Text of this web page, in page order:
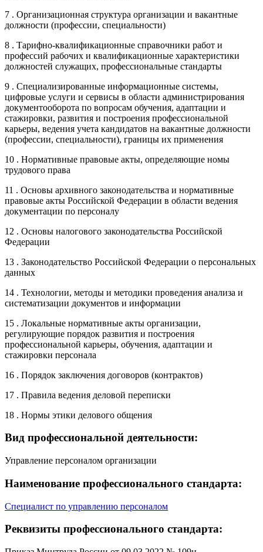
7 . Организационная структура организации и вакантные
должности (профессии, специальности)
8 . Тарифно-квалификационные справочники работ и
профессий рабочих и квалификационные характеристики
должностей служащих, профессиональные стандарты
9 . Специализированные информационные системы,
цифровые услуги и сервисы в области администрирования
документооборота по вопросам обучения, адаптации и
стажировки, развития и построения профессиональной
карьеры, ведения учета кандидатов на вакантные должности
(профессии, специальности), границы их применения
10 . Нормативные правовые акты, определяющие номы
трудового права
11 . Основы архивного законодательства и нормативные
правовые акты Российской Федерации в области ведения
документации по персоналу
12 . Основы налогового законодательства Российской
Федерации
13 . Законодательство Российской Федерации о персональных
данных
14 . Технологии, методы и методики проведения анализа и
систематизации документов и информации
15 . Локальные нормативные акты организации,
регулирующие порядок развития и построения
профессиональной карьеры, обучения, адаптации и
стажировки персонала
16 . Порядок заключения договоров (контрактов)
17 . Правила ведения деловой переписки
18 . Нормы этики делового общения
Вид профессиональной деятельности:
Управление персоналом организации
Наименование профессионального стандарта:
Специалист по управлению персоналом
Реквизиты профессионального стандарта: